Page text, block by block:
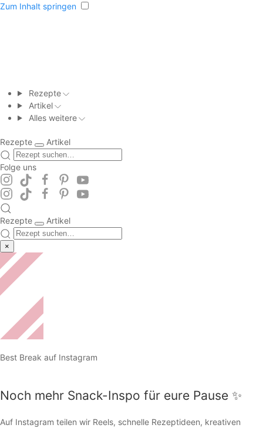
Zum Inhalt springen
Rezepte
Artikel
Alles weitere
Rezepte Artikel
Folge uns
Rezepte Artikel
×
Best Break auf Instagram
Noch mehr Snack-Inspo für eure Pause ✨
Auf Instagram teilen wir Reels, schnelle Rezeptideen, kreativen